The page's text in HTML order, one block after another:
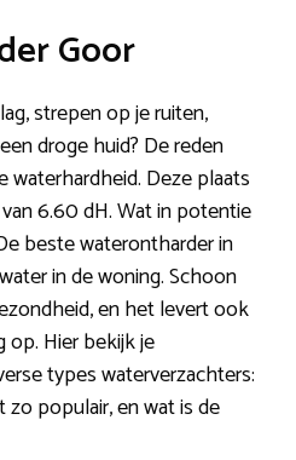
Goor
strepen op je ruiten,
droge huid? De reden
waterhardheid. Deze plaats
6.60 dH. Wat in potentie
beste waterontharder in
in de woning. Schoon
en het levert ook
op. Hier bekijk je
types waterverzachters:
populair, en wat is de